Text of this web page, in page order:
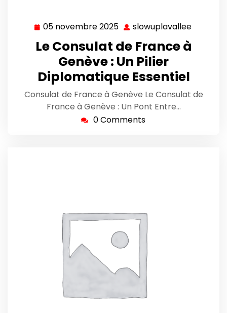
05 novembre 2025 05
novembre
2025
slowuplavallee
Le Consulat de France à
Genève : Un Pilier
Diplomatique Essentiel
Consulat de France à Genève Le Consulat de
France à Genève : Un Pont Entre…
0 Comments